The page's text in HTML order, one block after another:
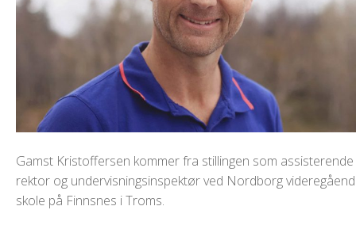
Gamst Kristoffersen kommer fra stillingen som assisterende
rektor og undervisningsinspektør ved Nordborg
skole på Finnsnes i Troms.